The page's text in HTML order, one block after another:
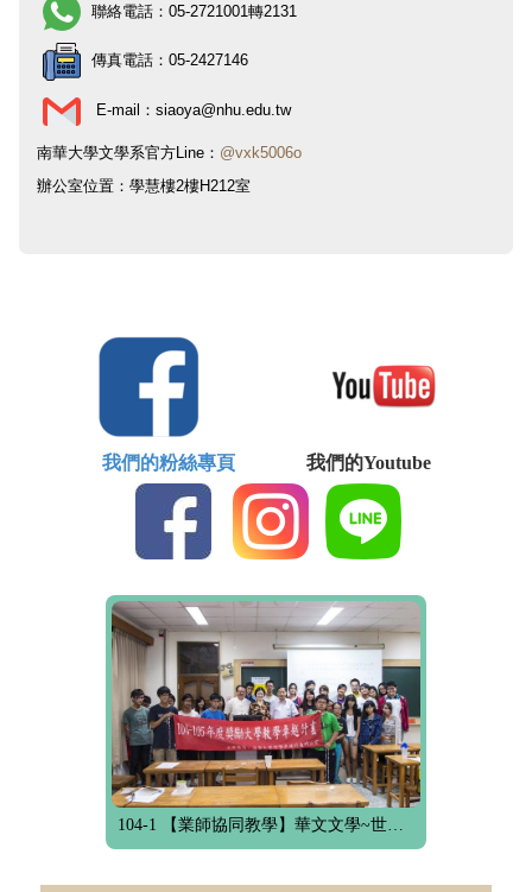
聯絡電話： 05-2721001轉2131
傳真電話： 05-2427146
E-mail：siaoya@nhu.edu.tw
南華大學文學系官方Line： @vxk5006o
辦公室位置：學慧樓2樓H212室
我們的粉絲專頁 我們的Youtube
104-1 【業師協同教學】華文文學~世界華文文學的命名與研究趨勢